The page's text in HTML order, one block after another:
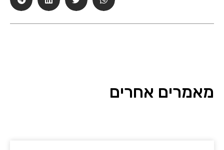
מאמרים אחרים